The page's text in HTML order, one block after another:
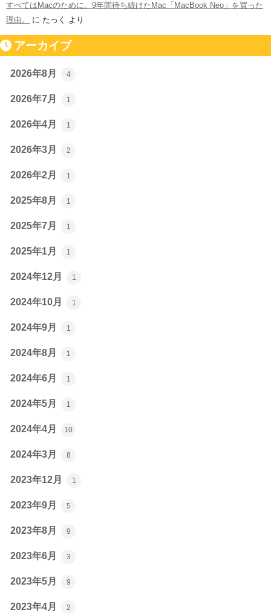
すべてはMacのために。9年間待ち続けたMac「MacBook Neo」を買った
理由。
に たっく より
アーカイブ
2026年8月 4
2026年7月 1
2026年4月 1
2026年3月 2
2026年2月 1
2025年8月 1
2025年7月 1
2025年1月 1
2024年12月 1
2024年10月 1
2024年9月 1
2024年8月 1
2024年6月 1
2024年5月 1
2024年4月 10
2024年3月 8
2023年12月 1
2023年9月 5
2023年8月 9
2023年6月 3
2023年5月 9
2023年4月 2